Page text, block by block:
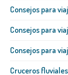
Consejos para
Consejos para
Consejos para
Cruceros